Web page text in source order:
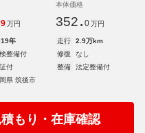
9 万円
本体価格
352. 0 万円
年 走行
2.9万km
整備付 修復
なし
付 整備
法定整備付
県 筑後市
積もり・在庫確認